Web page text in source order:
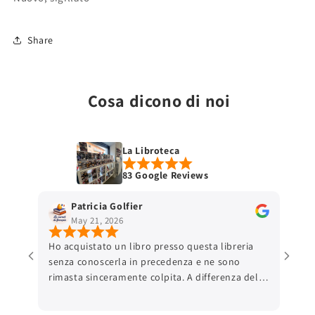
Share
Cosa dicono di noi
La Libroteca
83 Google Reviews
Patricia Golfier
May 21, 2026
Ho acquistato un libro presso questa libreria
senza conoscerla in precedenza e ne sono
rimasta sinceramente colpita. A differenza delle